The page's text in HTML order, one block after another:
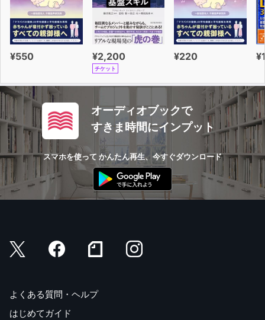
¥550 ¥2,200
チケット
¥220
オーディオブックで
すきま時間にインプット
スマホを使って かんたん再生、今すぐダウンロード
よくある質問・ヘルプ
はじめてガイド